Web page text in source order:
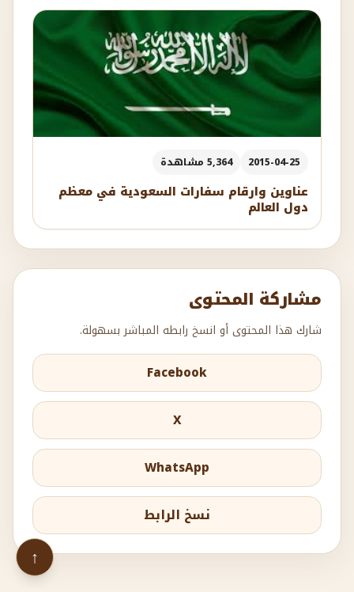
2015-04-25 5,364 مشاهدة
عناوين وارقام سفارات السعودية في معظم
دول العالم
مشاركة المحتوى
شارك هذا المحتوى أو انسخ رابطه المباشر بسهولة.
Facebook
X
WhatsApp
نسخ الرابط
↑